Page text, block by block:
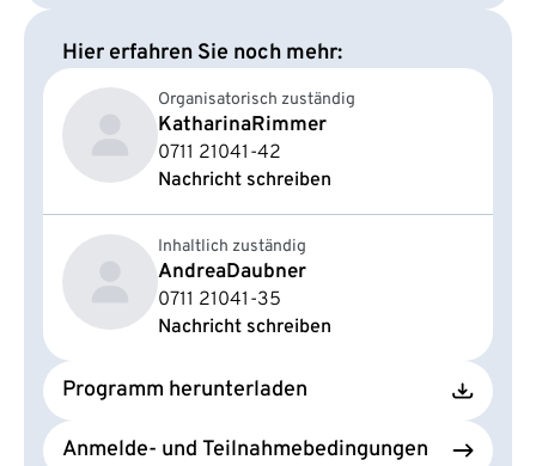
Hier erfahren Sie noch mehr:
Organisatorisch zuständig
KatharinaRimmer
0711 21041-42
Nachricht schreiben
Inhaltlich zuständig
AndreaDaubner
0711 21041-35
Nachricht schreiben
Programm herunterladen
Anmelde- und Teilnahmebedingungen